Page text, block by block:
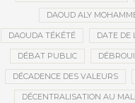
DAOUD ALY
DAOUDA TÉKÉTÉ DATE DE
DÉBAT PUBLIC
DÉCADENCE DES VALEURS
DÉCENTRALISATION AU MALI